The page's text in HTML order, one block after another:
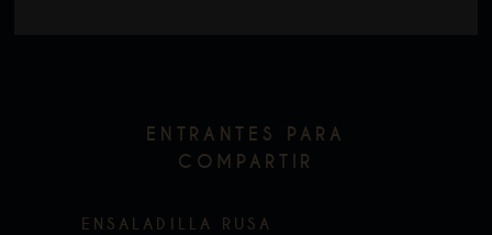
ENTRANTES PARA
COMPARTIR
ENSALADILLA RUSA